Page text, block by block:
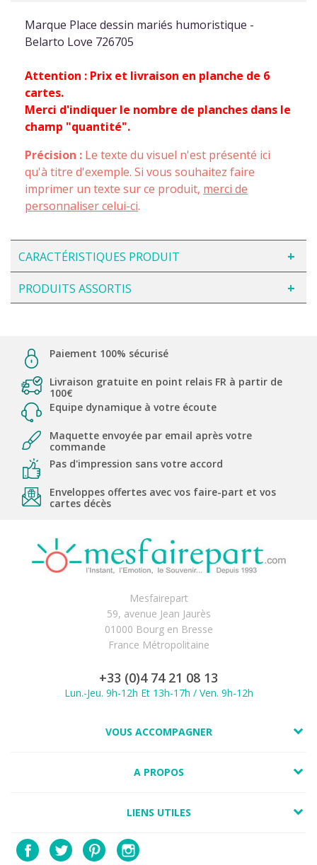
Marque Place dessin mariés humoristique -
Belarto Love 726705
Attention : Prix et livraison en planche de 6
cartes.
Merci d'indiquer le nombre de planches dans le
champ "quantité".
Précision : Le texte du visuel n'est présenté ici
qu'à titre d'exemple. Si vous souhaitez faire
imprimer un texte sur ce produit, merci de
personnaliser celui-ci.
CARACTÉRISTIQUES PRODUIT
PRODUITS ASSORTIS
Paiement 100% sécurisé
Livraison gratuite en point relais FR à partir de
100€
Equipe dynamique à votre écoute
Maquette envoyée par email après votre
commande
Pas d'impression sans votre accord
Enveloppes offertes avec vos faire-part et vos
cartes décès
Mesfairepart
59, avenue Jean Jaurès
01000 Bourg en Bresse
France Métropolitaine
+33 (0)4 74 21 08 13
Lun.-Jeu. 9h-12h Et 13h-17h / Ven. 9h-12h
VOUS ACCOMPAGNER
A PROPOS
LIENS UTILES